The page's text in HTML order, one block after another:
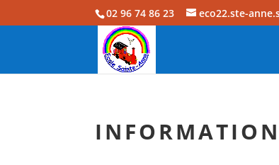
02 96 74 86 23 eco22.ste-